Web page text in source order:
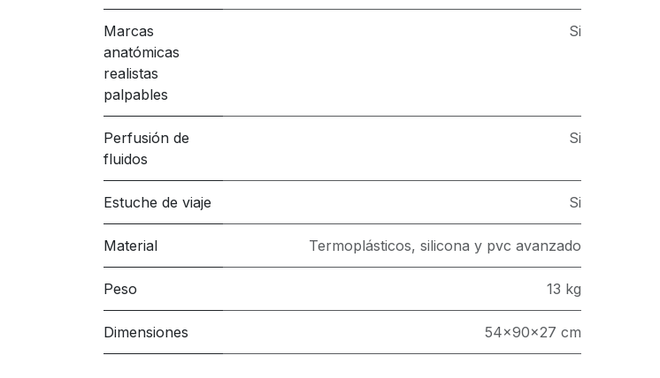
Marcas
anatómicas
realistas
palpables
Si
Perfusión de
fluidos
Si
Estuche de viaje Si
Material Termoplásticos, silicona y pvc avanzado
Peso 13 kg
Dimensiones 54x90x27 cm